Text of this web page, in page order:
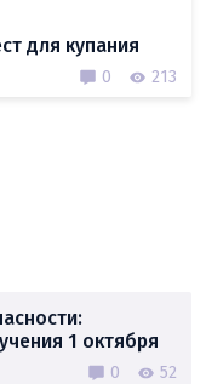
для купания
0 213
1 октября
0 52